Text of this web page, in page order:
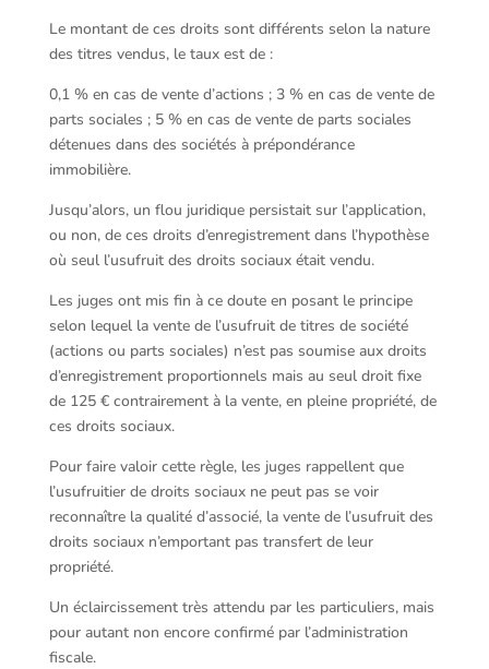
Le montant de ces droits sont différents selon la nature
des titres vendus, le taux est de :
0,1 % en cas de vente d’actions ; 3 % en cas de vente de
parts sociales ; 5 % en cas de vente de parts sociales
détenues dans des sociétés à prépondérance
immobilière.
Jusqu’alors, un flou juridique persistait sur l’application,
ou non, de ces droits d’enregistrement dans l’hypothèse
où seul l’usufruit des droits sociaux était vendu.
Les juges ont mis fin à ce doute en posant le principe
selon lequel la vente de l’usufruit de titres de société
(actions ou parts sociales) n’est pas soumise aux droits
d’enregistrement proportionnels mais au seul droit fixe
de 125 € contrairement à la vente, en pleine propriété, de
ces droits sociaux.
Pour faire valoir cette règle, les juges rappellent que
l’usufruitier de droits sociaux ne peut pas se voir
reconnaître la qualité d’associé, la vente de l’usufruit des
droits sociaux n’emportant pas transfert de leur
propriété.
Un éclaircissement très attendu par les particuliers, mais
pour autant non encore confirmé par l’administration
fiscale.